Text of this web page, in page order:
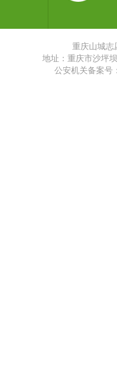
重庆山城
地址：重庆市沙坪
公安机关备案号